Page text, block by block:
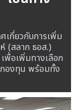
เกี่ยวกับการเพิ่ม
(สลาก ธอส.)
พื่อเพิ่มทางเลือก
องทุน พร้อมทั้ง